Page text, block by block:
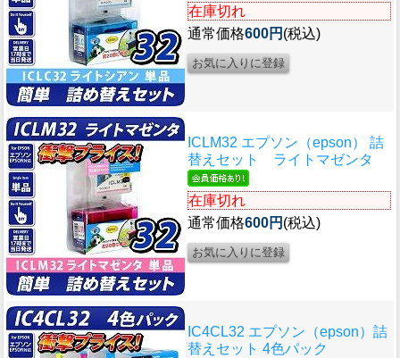
在庫切れ
通常価格600円 (税込)
ICLM32 エプソン（epson） 詰
替えセット ライトマゼンタ
在庫切れ
通常価格600円 (税込)
IC4CL32 エプソン（epson）詰
替えセット 4色パック